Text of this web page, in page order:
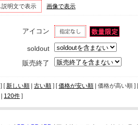
明文で表示 画像で表示
アイコン
soldout
販売終了
] [新しい順 | 古い順 ] [価格が安い順 | 価格が高い順 ]
| 120件 ]